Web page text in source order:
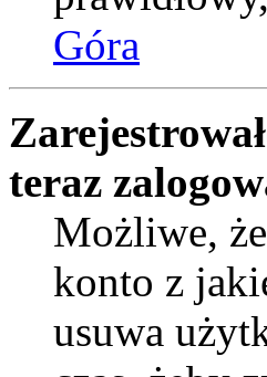
Góra
teraz
Możliwe,
konto z
usuwa